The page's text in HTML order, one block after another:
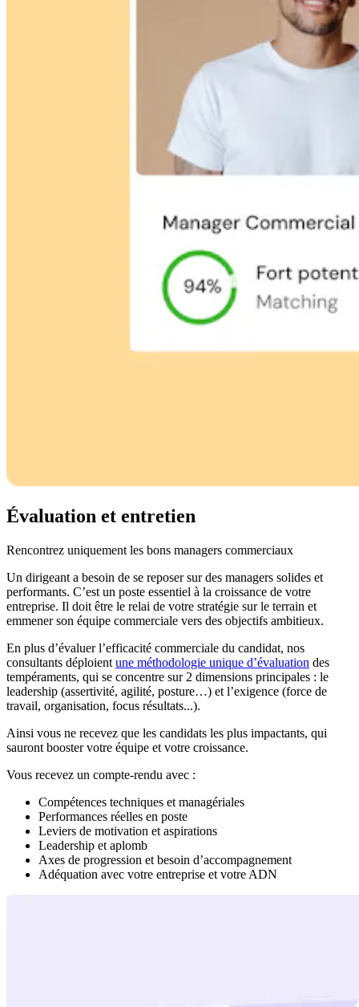
Évaluation et entretien
Rencontrez uniquement les bons managers commerciaux
Un dirigeant a besoin de se reposer sur des managers solides et
performants. C’est un poste essentiel à la croissance de votre
entreprise. Il doit être le relai de votre stratégie sur le terrain et
emmener son équipe commerciale vers des objectifs ambitieux.
En plus d’évaluer l’efficacité commerciale du candidat, nos
consultants déploient une méthodologie unique d’évaluation des
tempéraments, qui se concentre sur 2 dimensions principales : le
leadership (assertivité, agilité, posture…) et l’exigence (force de
travail, organisation, focus résultats...).
Ainsi vous ne recevez que les candidats les plus impactants, qui
sauront booster votre équipe et votre croissance.
Vous recevez un compte-rendu avec :
Compétences techniques et managériales
Performances réelles en poste
Leviers de motivation et aspirations
Leadership et aplomb
Axes de progression et besoin d’accompagnement
Adéquation avec votre entreprise et votre ADN